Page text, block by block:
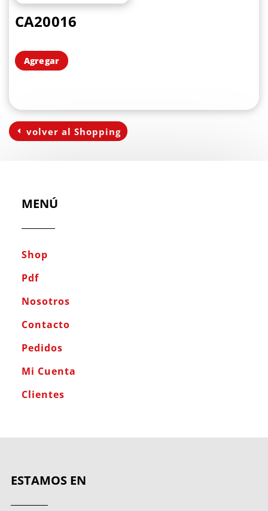
CA20016
Agregar
volver al Shopping
MENÚ
Shop
Pdf
Nosotros
Contacto
Pedidos
Mi Cuenta
Clientes
ESTAMOS EN